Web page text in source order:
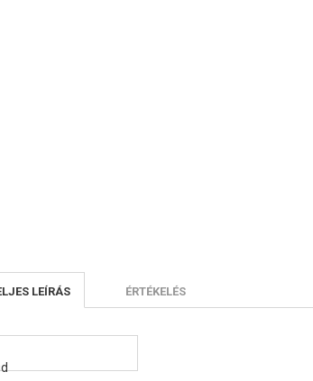
LEÍRÁS ÉRTÉKELÉS